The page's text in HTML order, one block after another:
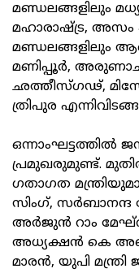
മണ്ഡലങ്ങളിലും
മഹാരാഷ്ട്ര, അസം
മണ്ഡലങ്ങളിലും
മണിപ്പൂര്‍,
ഛത്തീസ്ഗഢ്,
ത്രിപുര
ഒന്നാംഘട്ടത്തില്‍
പ്രമുഖരുമുണ്ട്.
ഗതാഗത
സിംഗ്,
അര്‍ജുന്‍ റാം
അധ്യക്ഷന്‍ കെ
മാരന്‍, യുപി